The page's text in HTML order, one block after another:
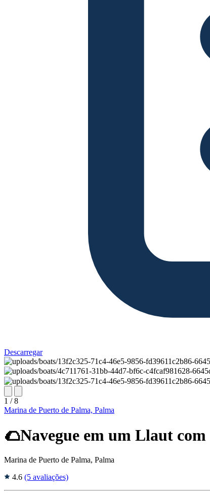
Descarregar
1 / 8
Marina de Puerto de Palma, Palma
🌮Navegue em um Llaut
Marina de Puerto de Palma, Palma
4.6 (5 avaliações)